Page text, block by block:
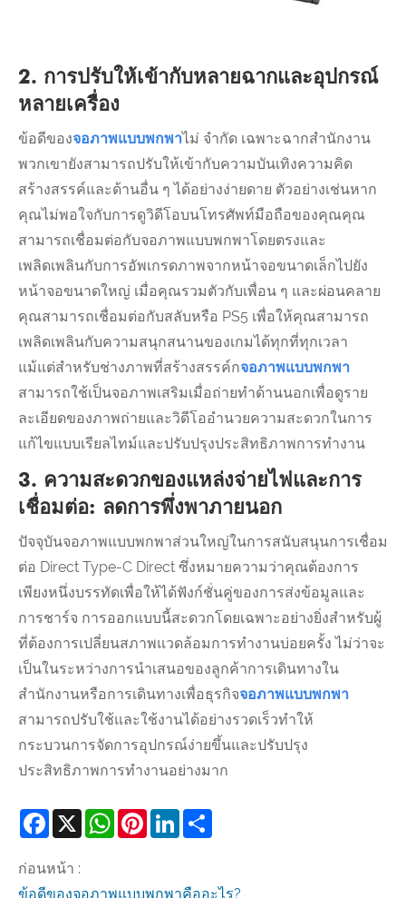
2. การปรับให้เข้ากับหลายฉากและอุปกรณ์
หลายเครื่อง
ข้อดีของจอภาพแบบพกพาไม่ จำกัด เฉพาะฉากสำนักงาน
พวกเขายังสามารถปรับให้เข้ากับความบันเทิงความคิด
สร้างสรรค์และด้านอื่น ๆ ได้อย่างง่ายดาย ตัวอย่างเช่นหาก
คุณไม่พอใจกับการดูวิดีโอบนโทรศัพท์มือถือของคุณคุณ
สามารถเชื่อมต่อกับจอภาพแบบพกพาโดยตรงและ
เพลิดเพลินกับการอัพเกรดภาพจากหน้าจอขนาดเล็กไปยัง
หน้าจอขนาดใหญ่ เมื่อคุณรวมตัวกับเพื่อน ๆ และผ่อนคลาย
คุณสามารถเชื่อมต่อกับสลับหรือ PS5 เพื่อให้คุณสามารถ
เพลิดเพลินกับความสนุกสนานของเกมได้ทุกที่ทุกเวลา
แม้แต่สำหรับช่างภาพที่สร้างสรรค์กจอภาพแบบพกพา
สามารถใช้เป็นจอภาพเสริมเมื่อถ่ายทำด้านนอกเพื่อดูราย
ละเอียดของภาพถ่ายและวิดีโออำนวยความสะดวกในการ
แก้ไขแบบเรียลไทม์และปรับปรุงประสิทธิภาพการทำงาน
3. ความสะดวกของแหล่งจ่ายไฟและการ
เชื่อมต่อ: ลดการพึ่งพาภายนอก
ปัจจุบันจอภาพแบบพกพาส่วนใหญ่ในการสนับสนุนการเชื่อม
ต่อ Direct Type-C Direct ซึ่งหมายความว่าคุณต้องการ
เพียงหนึ่งบรรทัดเพื่อให้ได้ฟังก์ชั่นคู่ของการส่งข้อมูลและ
การชาร์จ การออกแบบนี้สะดวกโดยเฉพาะอย่างยิ่งสำหรับผู้
ที่ต้องการเปลี่ยนสภาพแวดล้อมการทำงานบ่อยครั้ง ไม่ว่าจะ
เป็นในระหว่างการนำเสนอของลูกค้าการเดินทางใน
สำนักงานหรือการเดินทางเพื่อธุรกิจจอภาพแบบพกพา
สามารถปรับใช้และใช้งานได้อย่างรวดเร็วทำให้
กระบวนการจัดการอุปกรณ์ง่ายขึ้นและปรับปรุง
ประสิทธิภาพการทำงานอย่างมาก
Facebook
X WhatsAppPinterestLinkedIn
ก่อนหน้า :
ข้อดีของจอภาพแบบพกพาคืออะไร?